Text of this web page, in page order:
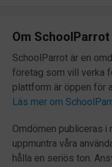
Om SchoolParrot
SchoolParrot är en
företag som vill verka
plattform är öppen för
Läs mer om
Omdömen publiceras i
uppmuntra våra
hålla en seriös ton.